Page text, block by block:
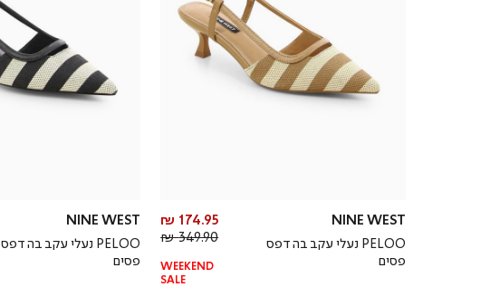
NINE WEST
PELOO נעלי עקב בהדפס
פסים
מחיר
מוצר
174.95 ₪
מחיר
349.90 ₪
WEEKEND
SALE
NINE WEST
PELOO נעלי עקב בהדפס
פסים